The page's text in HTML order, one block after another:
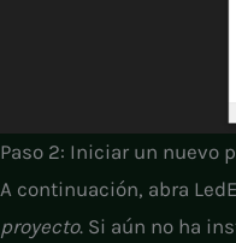
Paso 2: Iniciar un nuevo
A continuación, abra
proyecto. Si aún no ha